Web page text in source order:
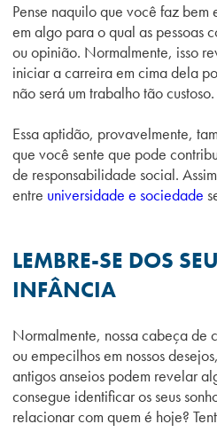
Pense naquilo que você faz bem
em algo para o qual as pessoas
ou opinião. Normalmente, isso
iniciar a carreira em cima dela
não será um trabalho tão custoso.
Essa aptidão, provavelmente,
que você sente que pode
de responsabilidade social.
entre universidade e sociedade
LEMBRE-SE DOS
INFÂNCIA
Normalmente, nossa cabeça de
ou empecilhos em nossos
antigos anseios podem revelar
consegue identificar os seus
relacionar com quem é hoje?